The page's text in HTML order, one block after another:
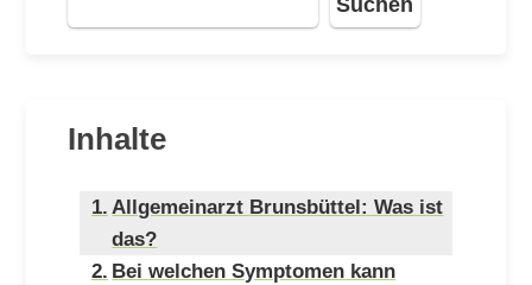
Inhalte
Allgemeinarzt Brunsbüttel: Was ist
das?
Bei welchen Symptomen kann